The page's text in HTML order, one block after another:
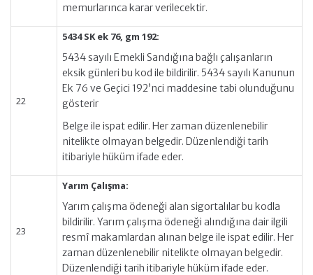
memurlarınca karar verilecektir.
22
5434 SK ek 76, gm 192:
5434 sayılı Emekli Sandığına bağlı çalışanların
eksik günleri bu kod ile bildirilir. 5434 sayılı Kanunun
Ek 76 ve Geçici 192’nci maddesine tabi olunduğunu
gösterir
Belge ile ispat edilir. Her zaman düzenlenebilir
nitelikte olmayan belgedir. Düzenlendiği tarih
itibariyle hüküm ifade eder.
23
Yarım Çalışma:
Yarım çalışma ödeneği alan sigortalılar bu kodla
bildirilir. Yarım çalışma ödeneği alındığına dair ilgili
resmî makamlardan alınan belge ile ispat edilir. Her
zaman düzenlenebilir nitelikte olmayan belgedir.
Düzenlendiği tarih itibariyle hüküm ifade eder.